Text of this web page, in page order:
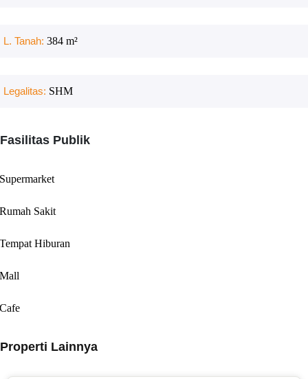
L. Tanah: 384 m²
Legalitas: SHM
Fasilitas Publik
Supermarket
Rumah Sakit
Tempat Hiburan
Mall
Cafe
Properti Lainnya